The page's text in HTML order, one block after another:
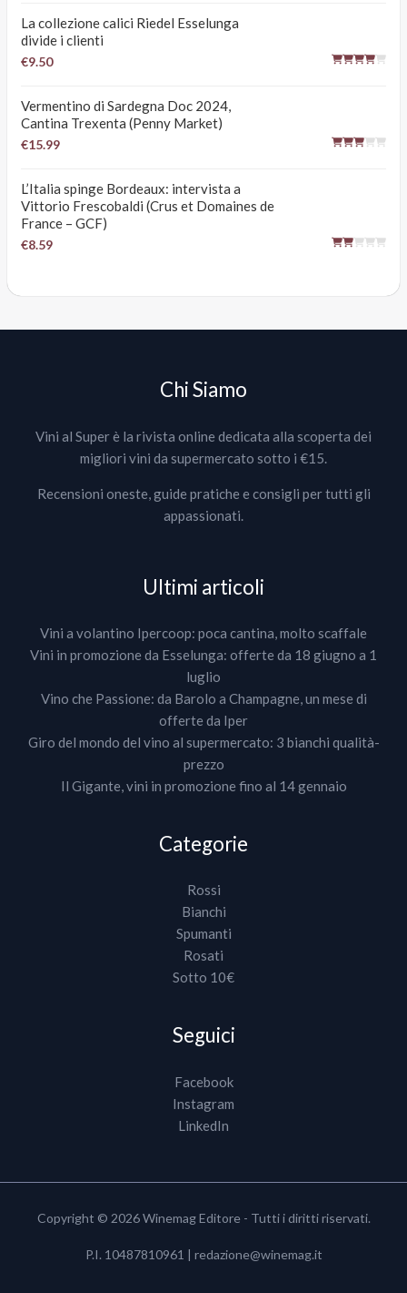
La collezione calici Riedel Esselunga
divide i clienti
€9.50
Vermentino di Sardegna Doc 2024,
Cantina Trexenta (Penny Market)
€15.99
L’Italia spinge Bordeaux: intervista a
Vittorio Frescobaldi (Crus et Domaines de
France – GCF)
€8.59
Chi Siamo
Vini al Super è la rivista online dedicata alla scoperta dei
migliori vini da supermercato sotto i €15.
Recensioni oneste, guide pratiche e consigli per tutti gli
appassionati.
Ultimi articoli
Vini a volantino Ipercoop: poca cantina, molto scaffale
Vini in promozione da Esselunga: offerte da 18 giugno a 1
luglio
Vino che Passione: da Barolo a Champagne, un mese di
offerte da Iper
Giro del mondo del vino al supermercato: 3 bianchi qualità-
prezzo
Il Gigante, vini in promozione fino al 14 gennaio
Categorie
Rossi
Bianchi
Spumanti
Rosati
Sotto 10€
Seguici
Facebook
Instagram
LinkedIn
Copyright © 2026 Winemag Editore - Tutti i diritti riservati.
P.I. 10487810961 | redazione@winemag.it